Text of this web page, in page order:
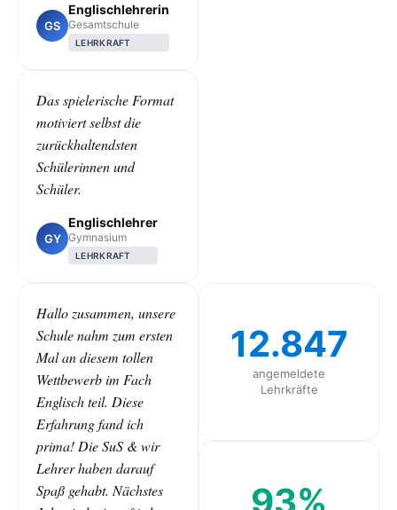
GS
Englischlehrerin
Gesamtschule
LEHRKRAFT
Das spielerische Format
motiviert selbst die
zurückhaltendsten
Schülerinnen und
Schüler.
GY
Englischlehrer
Gymnasium
LEHRKRAFT
Hallo zusammen, unsere
Schule nahm zum ersten
Mal an diesem tollen
Wettbewerb im Fach
Englisch teil. Diese
Erfahrung fand ich
prima! Die SuS & wir
Lehrer haben darauf
Spaß gehabt. Nächstes
12.847
angemeldete
Lehrkräfte